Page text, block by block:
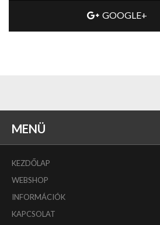
GOOGLE+
MENÜ
KEZDŐLAP
WEBSHOP
INFORMÁCIÓK
KAPCSOLAT